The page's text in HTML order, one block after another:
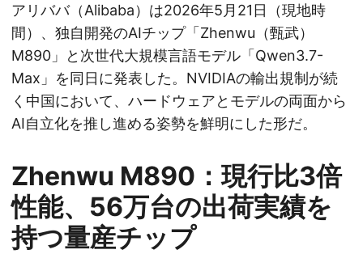
アリババ（Alibaba）は2026年5月21日（現地時
間）、独自開発のAIチップ「Zhenwu（甄武）
M890」と次世代大規模言語モデル「Qwen3.7-
Max」を同日に発表した。NVIDIAの輸出規制が続
く中国において、ハードウェアとモデルの両面から
AI自立化を推し進める姿勢を鮮明にした形だ。
Zhenwu M890：現行比3倍
性能、56万台の出荷実績を
持つ量産チップ